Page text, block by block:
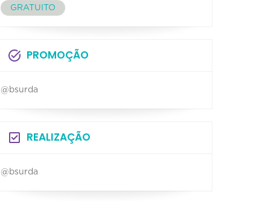
GRATUITO
PROMOÇÃO
@bsurda
REALIZAÇÃO
@bsurda